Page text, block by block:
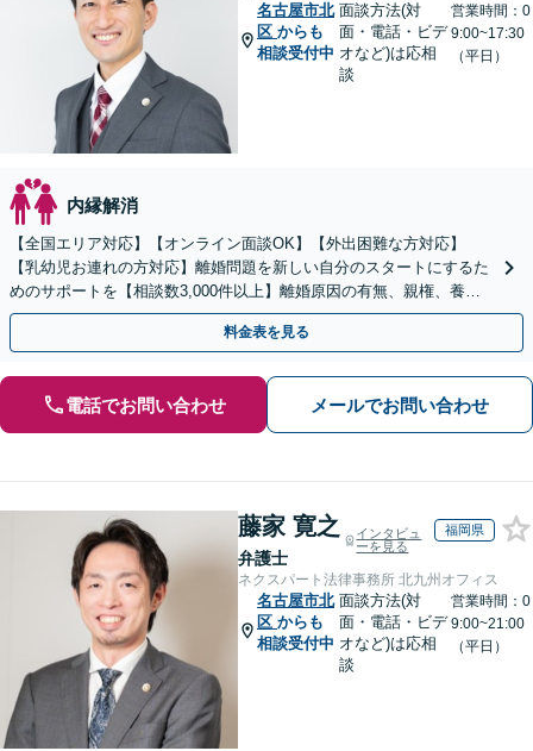
名古屋市北
区 からも
相談受付中
面談方法(対
面・電話・ビデ
オなど)は応相
談
営業時間：0
9:00~17:30
（平日）
内縁解消
【全国エリア対応】【オンライン面談OK】【外出困難な方対応】
【乳幼児お連れの方対応】離婚問題を新しい自分のスタートにするた
めのサポートを【相談数3,000件以上】離婚原因の有無、親権、養育
費、財産分与、慰謝料請求【夜間・休日相談可】
料金表を見る
電話でお問い合わせ メールでお問い合わせ
藤家 寛之
弁護士
インタビュ
ーを見る
福岡県
ネクスパート法律事務所 北九州オフィス
名古屋市北
区 からも
相談受付中
面談方法(対
面・電話・ビデ
オなど)は応相
談
営業時間：0
9:00~21:00
（平日）